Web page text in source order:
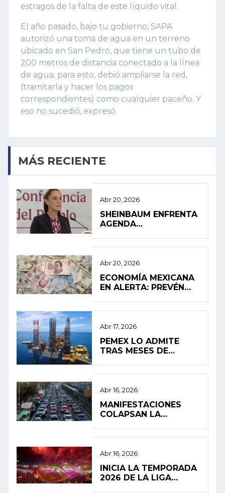
estragos de la falta de este líquido vital.
El año pasado, bajo tu gobierno, SAPA
autorizó una toma de agua en un terreno
ubicado en San Pedro, que tiene un tubo de
200 metros de distancia conectado a la línea
de agua; para esto, debió ampliarse la red,
(tramitarla y hacer los pagos
correspondientes) como cualquier paceño. Y
eso no sucedió, expresó.
MÁS RECIENTE
Abr 20, 2026
SHEINBAUM ENFRENTA
AGENDA
Abr 20, 2026
ECONOMÍA MEXICANA
EN ALERTA: PREVÉN
Abr 17, 2026
PEMEX LO ADMITE
TRAS MESES DE
GOLFO DE MÉXICO
Abr 16, 2026
MANIFESTACIONES
COLAPSAN LA
Abr 16, 2026
INICIA LA TEMPORADA
2026 DE LA LIGA